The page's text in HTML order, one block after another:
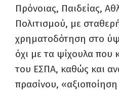
Πρόνοιας, Παιδείας,
Πολιτισμού, με
χρηματοδότηση στο
όχι με τα ψίχουλα που
του ΕΣΠΑ, καθώς και
πρασίνου,